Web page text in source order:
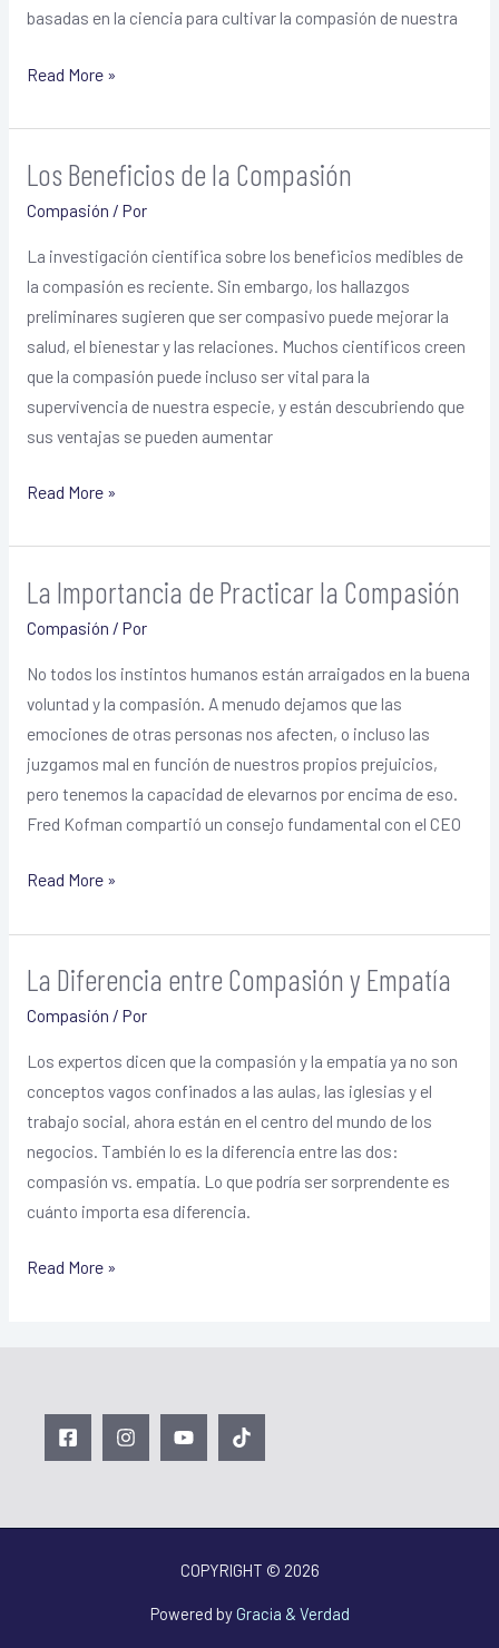
basadas en la ciencia para cultivar la compasión de nuestra
Read More »
Los Beneficios de la Compasión
Compasión / Por
La investigación científica sobre los beneficios medibles de
la compasión es reciente. Sin embargo, los hallazgos
preliminares sugieren que ser compasivo puede mejorar la
salud, el bienestar y las relaciones. Muchos científicos creen
que la compasión puede incluso ser vital para la
supervivencia de nuestra especie, y están descubriendo que
sus ventajas se pueden aumentar
Los
la
Compasión
Read More »
La Importancia de Practicar la Compasión
Compasión / Por
No todos los instintos humanos están arraigados en la buena
voluntad y la compasión. A menudo dejamos que las
emociones de otras personas nos afecten, o incluso las
juzgamos mal en función de nuestros propios prejuicios,
pero tenemos la capacidad de elevarnos por encima de eso.
Fred Kofman compartió un consejo fundamental con el CEO
La
Importancia
Practicar
la
Compasión
Read More »
La Diferencia entre Compasión y Empatía
Compasión / Por
Los expertos dicen que la compasión y la empatía ya no son
conceptos vagos confinados a las aulas, las iglesias y el
trabajo social, ahora están en el centro del mundo de los
negocios. También lo es la diferencia entre las dos:
compasión vs. empatía. Lo que podría ser sorprendente es
cuánto importa esa diferencia.
La
Compasión
y
Empatía
Read More »
COPYRIGHT © 2026
Powered byGracia & Verdad